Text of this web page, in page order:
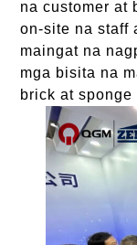
na customer at
on-site na staff
maingat na
mga bisita na
brick at